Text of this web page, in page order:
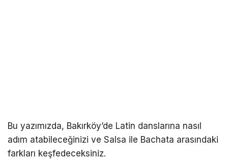
Bu yazımızda, Bakırköy’de Latin danslarına nasıl
adım atabileceğinizi ve Salsa ile Bachata arasındaki
farkları keşfedeceksiniz.